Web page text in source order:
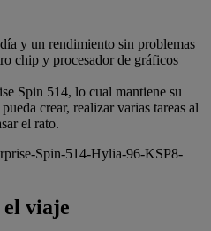
y un rendimiento sin problemas
chip y procesador de gráficos
Spin 514, lo cual mantiene su
crear, realizar varias tareas al
el rato.
viaje